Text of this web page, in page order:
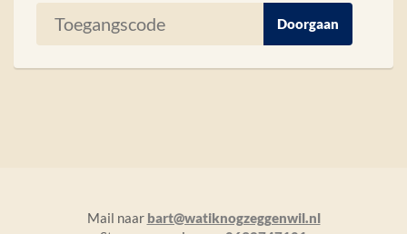
Mail naar bart@watiknogzeggenwil.nl